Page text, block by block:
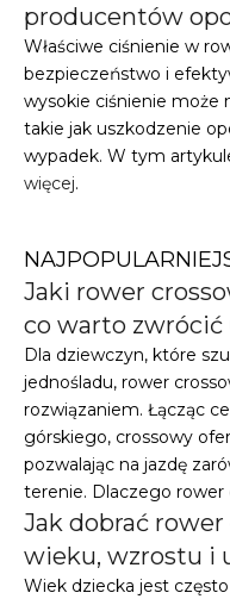
producentów
Właściwe ciśnienie w
bezpieczeństwo i
wysokie ciśnienie może
takie jak uszkodzenie
wypadek. W tym
więcej.
Jaki rower
co warto zwrócić
Dla dziewczyn, które
jednośladu, rower
rozwiązaniem. Łącząc
górskiego, crossowy
pozwalając na jazdę
terenie. Dlaczego rower
Jak dobrać
wieku, wzrostu i
Wiek dziecka jest